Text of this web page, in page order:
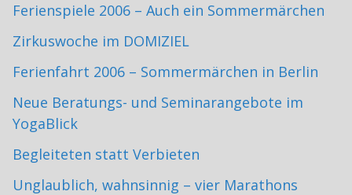
Ferienspiele 2006 – Auch ein Sommermärchen
Zirkuswoche im DOMIZIEL
Ferienfahrt 2006 – Sommermärchen in Berlin
Neue Beratungs- und Seminarangebote im
YogaBlick
Begleiteten statt Verbieten
Unglaublich, wahnsinnig – vier Marathons